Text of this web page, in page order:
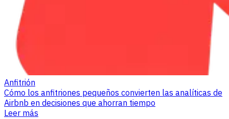
Anfitrión
Cómo los anfitriones pequeños convierten las analíticas de
Airbnb en decisiones que ahorran tiempo
Leer más